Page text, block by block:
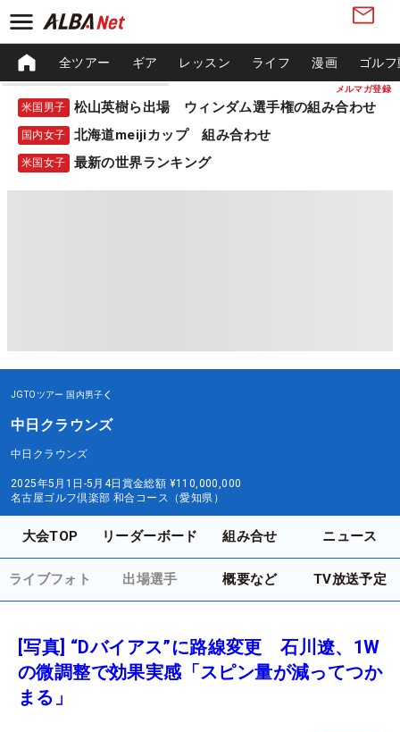
メルマガ登録
全ツアー ギア レッスン ライフ 漫画 ゴル
米国男子 松山英樹ら出場 ウィンダム選手権の組み合わせ
国内女子 北海道meijiカップ 組み合わせ
米国女子 最新の世界ランキング
JGTOツアー 国内男子
中日クラウンズ
中日クラウンズ
2025年5月1日-5月4日 賞金総額 ¥110,000,000
名古屋ゴルフ倶楽部 和合コース（愛知県）
大会TOP リーダーボード 組み合せ ニュース
ライブフォト 出場選手 概要など TV放送予定
[写真] “Dバイアス”に路線変更 石川遼、1W
の微調整で効果実感「スピン量が減ってつか
まる」